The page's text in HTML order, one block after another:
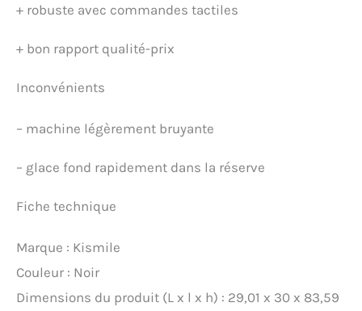
+ robuste avec commandes tactiles
+ bon rapport qualité-prix
Inconvénients
– machine légèrement bruyante
– glace fond rapidement dans la réserve
Fiche technique
Marque : Kismile
Couleur : Noir
Dimensions du produit (L x l x h) : 29,01 x 30 x 83,59